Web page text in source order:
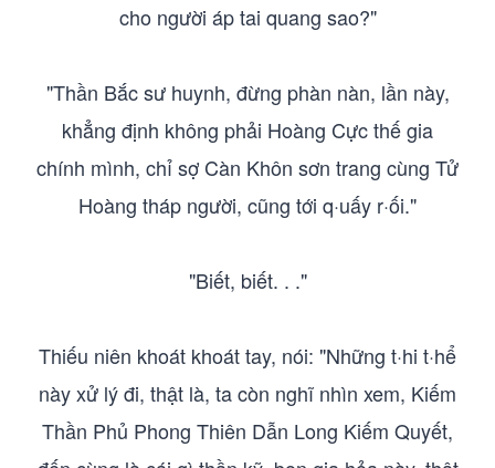
cho người áp tai quang sao?"
"Thần Bắc sư huynh, đừng phàn nàn, lần này,
khẳng định không phải Hoàng Cực thế gia
chính mình, chỉ sợ Càn Khôn sơn trang cùng Tử
Hoàng tháp người, cũng tới q·uấy r·ối."
"Biết, biết. . ."
Thiếu niên khoát khoát tay, nói: "Những t·hi t·hể
này xử lý đi, thật là, ta còn nghĩ nhìn xem, Kiếm
Thần Phủ Phong Thiên Dẫn Long Kiếm Quyết,